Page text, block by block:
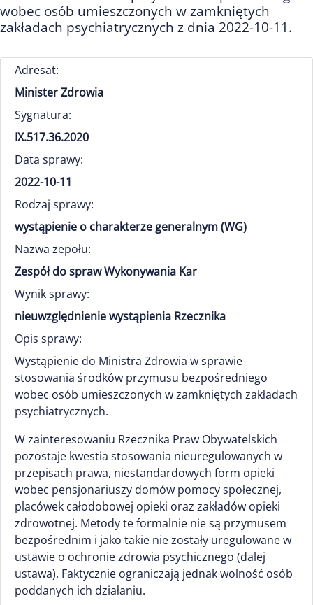
wobec osób umieszczonych w zamkniętych
zakładach psychiatrycznych z dnia 2022-10-11.
Adresat:
Minister Zdrowia
Sygnatura:
IX.517.36.2020
Data sprawy:
2022-10-11
Rodzaj sprawy:
wystąpienie o charakterze generalnym (WG)
Nazwa zepołu:
Zespół do spraw Wykonywania Kar
Wynik sprawy:
nieuwzględnienie wystąpienia Rzecznika
Opis sprawy:
Wystąpienie do Ministra Zdrowia w sprawie
stosowania środków przymusu bezpośredniego
wobec osób umieszczonych w zamkniętych zakładach
psychiatrycznych.
W zainteresowaniu Rzecznika Praw Obywatelskich
pozostaje kwestia stosowania nieuregulowanych w
przepisach prawa, niestandardowych form opieki
wobec pensjonariuszy domów pomocy społecznej,
placówek całodobowej opieki oraz zakładów opieki
zdrowotnej. Metody te formalnie nie są przymusem
bezpośrednim i jako takie nie zostały uregulowane w
ustawie o ochronie zdrowia psychicznego (dalej
ustawa). Faktycznie ograniczają jednak wolność osób
poddanych ich działaniu.